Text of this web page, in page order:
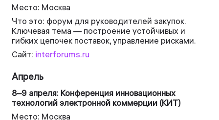
Место: Москва
Что это: форум для руководителей закупок.
Ключевая тема — построение устойчивых и
гибких цепочек поставок, управление рисками.
Сайт: interforums.ru
Апрель
8–9 апреля: Конференция инновационных
технологий электронной коммерции (КИТ)
Место: Москва